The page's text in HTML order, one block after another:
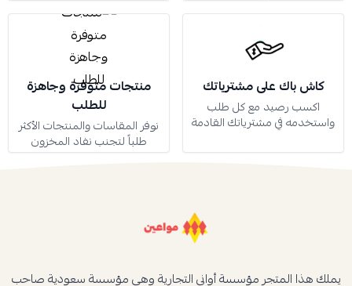
كاش باك على مشترياتك
اكسب رصيد مع كل طلب
واستخدمه في مشترياتك القادمة
منتجات متوفرة وجاهزة
للطلب
نوفر المقاسات والمنتجات الأكثر
طلباً لتجنب نفاد المخزون
يملك هذا المتجر مؤسسة أواني التجارية وهي مؤسسة سعودية صاحب